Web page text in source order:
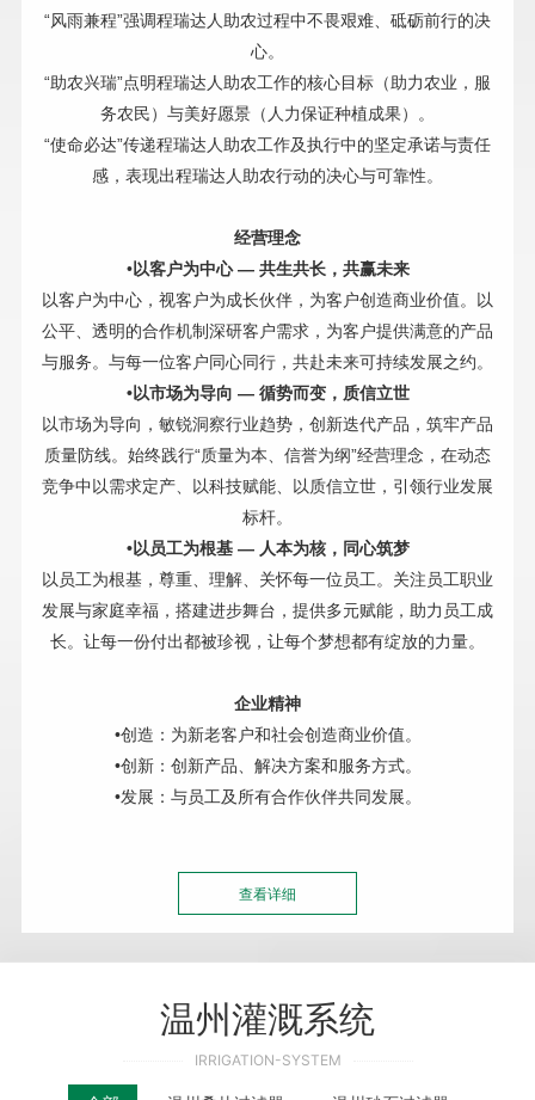
“风雨兼程”强调程瑞达人助农过程中不畏艰难、砥砺前行的决
心。
“助农兴瑞”点明程瑞达人助农工作的核心目标（助力农业，服
务农民）与美好愿景（人力保证种植成果）。
“使命必达”传递程瑞达人助农工作及执行中的坚定承诺与责任
感，表现出程瑞达人助农行动的决心与可靠性。
经营理念
•以客户为中心 — 共生共长，共赢未来
以客户为中心，视客户为成长伙伴，为客户创造商业价值。以
公平、透明的合作机制深研客户需求，为客户提供满意的产品
与服务。与每一位客户同心同行，共赴未来可持续发展之约。
•以市场为导向 — 循势而变，质信立世
以市场为导向，敏锐洞察行业趋势，创新迭代产品，筑牢产品
质量防线。始终践行“质量为本、信誉为纲”经营理念，在动态
竞争中以需求定产、以科技赋能、以质信立世，引领行业发展
标杆。
•以员工为根基— 人本为核，同心筑梦
以员工为根基，尊重、理解、关怀每一位员工。关注员工职业
发展与家庭幸福，搭建进步舞台，提供多元赋能，助力员工成
长。让每一份付出都被珍视，让每个梦想都有绽放的力量。
企业精神
•创造：为新老客户和社会创造商业价值。
•创新：创新产品、解决方案和服务方式。
•发展：与员工及所有合作伙伴共同发展。
查看详细
温州灌溉系统
IRRIGATION-SYSTEM